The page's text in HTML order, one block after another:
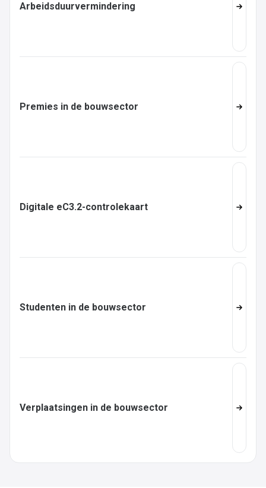
Arbeidsduurvermindering
Premies in de bouwsector
Digitale eC3.2-controlekaart
Studenten in de bouwsector
Verplaatsingen in de bouwsector